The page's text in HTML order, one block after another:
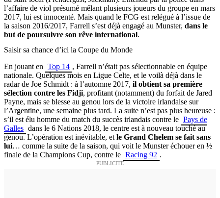
l’affaire de viol présumé mêlant plusieurs joueurs du groupe en mars
2017, lui est innocenté. Mais quand le FCG est relégué à l’issue de
la saison 2016/2017, Farrell s’est déjà engagé au Munster, dans le
but de poursuivre son rêve international.
Saisir sa chance d’ici la Coupe du Monde
En jouant en Top 14 , Farrell n’était pas sélectionnable en équipe
nationale. Quelques mois en Ligue Celte, et le voilà déjà dans le
radar de Joe Schmidt : à l’automne 2017, il obtient sa première
sélection contre les Fidji, profitant (notamment) du forfait de Jared
Payne, mais se blesse au genou lors de la victoire irlandaise sur
l’Argentine, une semaine plus tard. La suite n’est pas plus heureuse :
s’il est élu homme du match du succès irlandais contre le Pays de
Galles dans le 6 Nations 2018, le centre est à nouveau touché au
genou. L’opération est inévitable, et le Grand Chelem se fait sans
lui… comme la suite de la saison, qui voit le Munster échouer en ½
finale de la Champions Cup, contre le Racing 92 .